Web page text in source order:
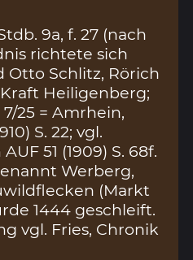
9a, f. 27 (nach
richtete sich
Schlitz, Rörich
Heiligenberg;
25 = Amrhein,
S. 22; vgl.
51 (1909) S. 68f.
Werberg,
(Markt
1444 geschleift.
vgl. Fries, Chronik